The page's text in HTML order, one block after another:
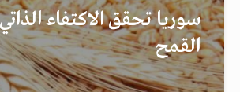
سوريا تحقق الاكتفاء
القمح